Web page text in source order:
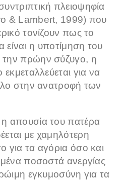
πλειοψηφία
& Lambert, 1999) που
τονίζουν πως το
είναι η υποτίμηση του
πρώην σύζυγο, η
εκμεταλλεύεται για να
στην ανατροφή των
απουσία του πατέρα
με χαμηλότερη
για τα αγόρια όσο και
ποσοστά ανεργίας
εγκυμοσύνη για τα